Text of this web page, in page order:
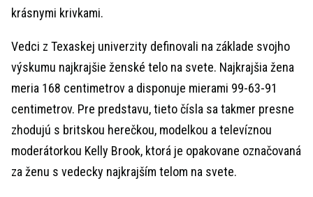
krásnymi krivkami.
Vedci z Texaskej univerzity definovali na základe svojho
výskumu najkrajšie ženské telo na svete. Najkrajšia žena
meria 168 centimetrov a disponuje mierami 99-63-91
centimetrov. Pre predstavu, tieto čísla sa takmer presne
zhodujú s britskou herečkou, modelkou a televíznou
moderátorkou Kelly Brook, ktorá je opakovane označovaná
za ženu s vedecky najkrajším telom na svete.